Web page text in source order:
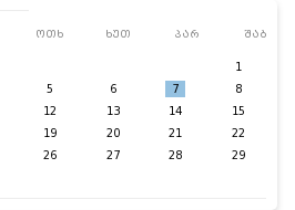
ოთხ ხუთ პარ შაბ
1
5 6 7
8
12 13 14
15
19 20 21
22
26 27 28
29